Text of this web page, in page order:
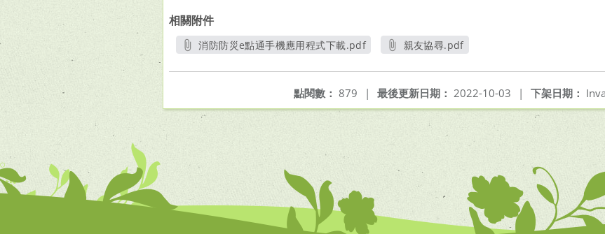
相關附件
消防防災e點通手機應用程式下載.pdf
親友協尋.pdf
下架日期：
最後更新日期： 2022-10-03 |
點閱數： 879 |